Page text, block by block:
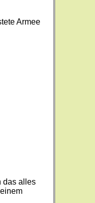
Armee
das alles